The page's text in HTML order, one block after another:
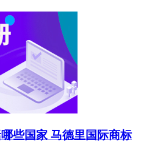
些国家 马德里国际商标